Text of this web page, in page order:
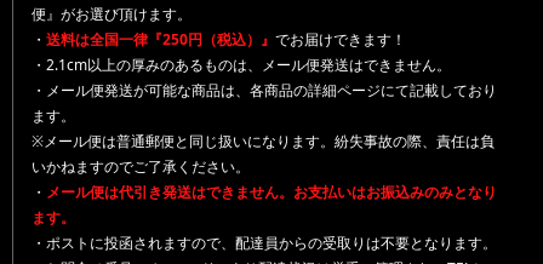
便』がお選び頂けます。
・ 送料は全国一律『250円（税込）』 でお届けできます！
・2.1cm以上の厚みのあるものは、メール便発送はできません。
・メール便発送が可能な商品は、各商品の詳細ページにて記載しており
ます。
※メール便は普通郵便と同じ扱いになります。紛失事故の際、責任は負
いかねますのでご了承ください。
・ メール便は代引き発送はできません。お支払いはお振込みのみとなり
ます。
・ポストに投函されますので、配達員からの受取りは不要となります。